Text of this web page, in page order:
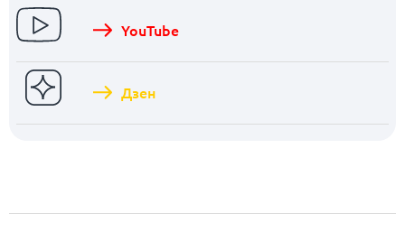
YouTube
Дзен